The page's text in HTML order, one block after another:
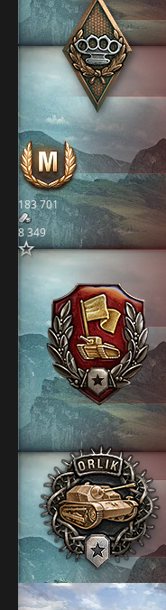
183 701
8 349